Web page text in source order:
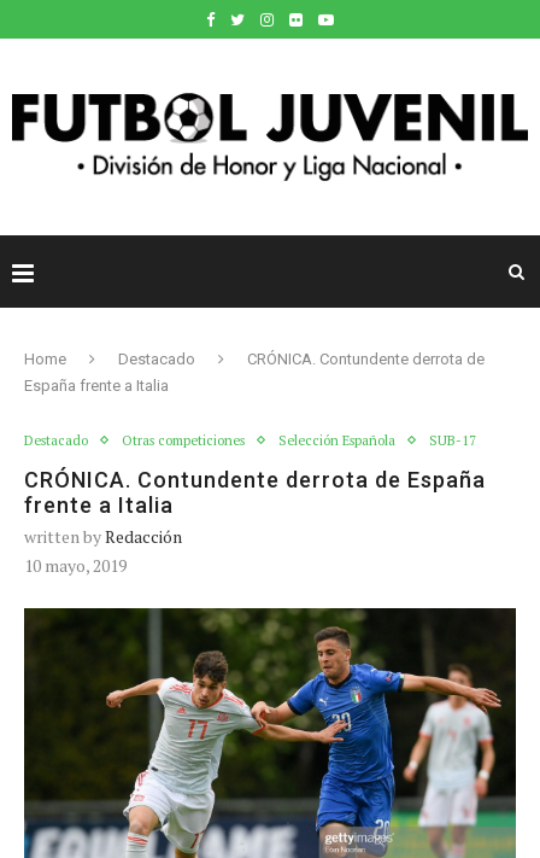
Home Destacado
CRÓNICA. Contundente derrota de
España frente a Italia
Destacado Otras competiciones Selección Española SUB-17
CRÓNICA. Contundente derrota de España
frente a Italia
written byRedacción
10 mayo, 2019